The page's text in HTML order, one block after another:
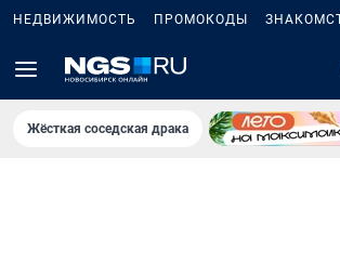
НЕДВИЖИМОСТЬ ПРОМОКОДЫ
Жёсткая соседская драка